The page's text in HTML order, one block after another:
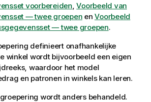
voorbereiden,Voorbeeld van
— twee groepen enVoorbeeld
— twee groepen.
definieert onafhankelijke
winkel wordt bijvoorbeeld een eigen
waardoor het model
en patronen in winkels kan leren.
wordt anders behandeld.